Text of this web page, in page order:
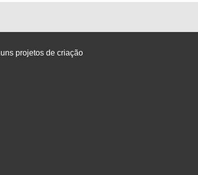
projetos de criação